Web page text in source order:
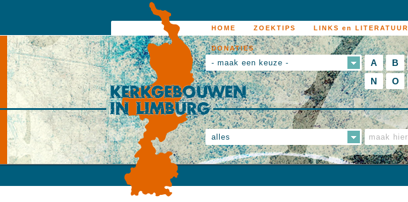
HOME ZOEKTIPS LINKS en LITERATUUR
DONATIES
- maak een keuze - A B
N
O
alles